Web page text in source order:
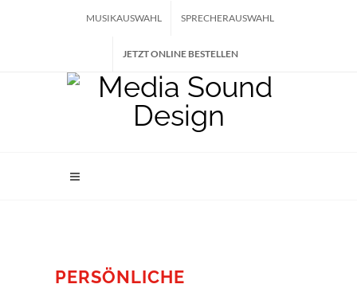
MUSIKAUSWAHL SPRECHERAUSWAHL
JETZT ONLINE BESTELLEN
PERSÖNLICHE